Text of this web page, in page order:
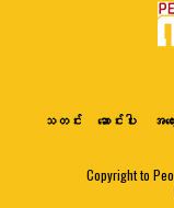
သတင်း ဆောင်းပါး အ
Copyright to